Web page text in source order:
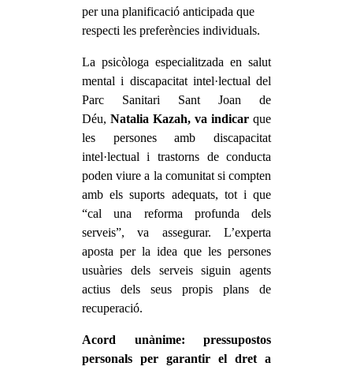
per una planificació anticipada que
respecti les preferències individuals.
La psicòloga especialitzada en salut
mental i discapacitat intel·lectual del
Parc Sanitari Sant Joan de
Déu, Natalia Kazah, va indicarque
les persones amb discapacitat
intel·lectual i trastorns de conducta
poden viure a la comunitat si compten
amb els suports adequats, tot i que
“cal una reforma profunda dels
serveis”, va assegurar. L’experta
aposta per la idea que les persones
usuàries dels serveis siguin agents
actius dels seus propis plans de
recuperació.
Acord unànime: pressupostos
personals per garantir el dret a